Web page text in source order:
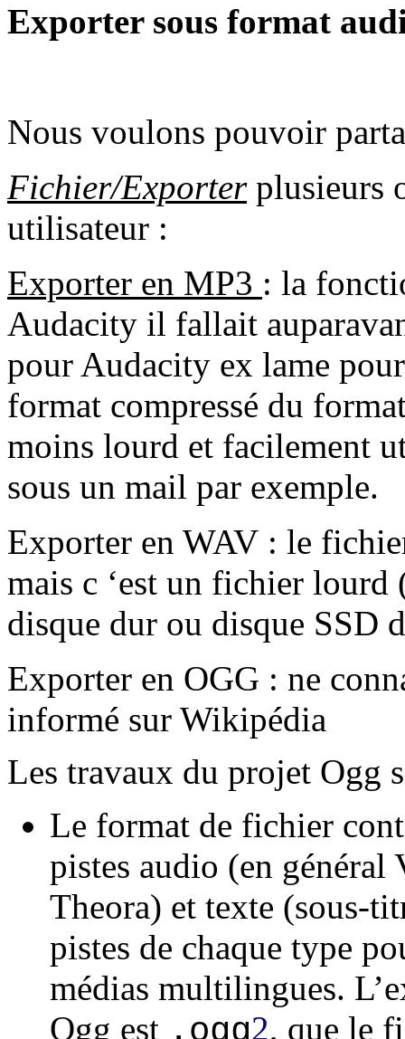
Exporter sous format
Nous voulons pouvoir
Fichier/Exporter plusieurs
utilisateur :
Exporter en MP3 : la
Audacity il fallait
pour Audacity ex lame
format compressé du
moins lourd et facilement
sous un mail par exemple.
Exporter en WAV : le
mais c ‘est un fichier lourd
disque dur ou disque SSD
Exporter en OGG : ne
informé sur Wikipédia
Les travaux du projet Ogg
Le format de fichier
pistes audio (en général
Theora) et texte (sous-
pistes de chaque type
médias multilingues.
Ogg est
2, que le